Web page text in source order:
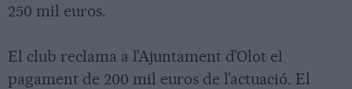
250 mil euros.
El club reclama a l’Ajuntament d’Olot el
pagament de 200 mil euros de l’actuació. El